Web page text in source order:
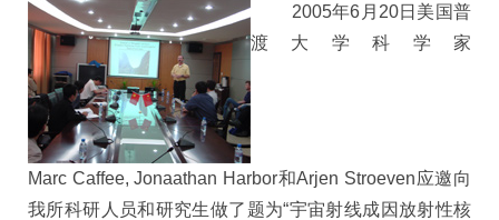
2005年6月20日美国普
渡大学科学家
Marc Caffee, Jonaathan Harbor和Arjen Stroeven应邀向
我所科研人员和研究生做了题为“宇宙射线成因放射性核